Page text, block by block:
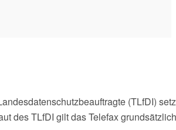
(TLfDI)
des TLfDI gilt das Telefax